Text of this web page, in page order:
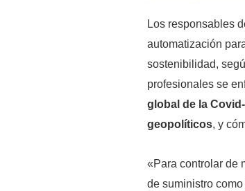
Los responsables
automatización
sostenibilidad,
profesionales se
global de la
geopolíticos, y
«Para controlar de
de suministro